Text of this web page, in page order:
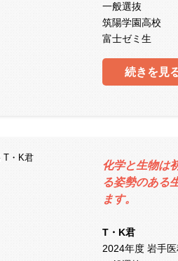
一般選抜
筑陽学園高校
富士ゼミ生
続きを見
化学と生物は
る姿勢のある
ます。
T・K君
2024年度 岩手